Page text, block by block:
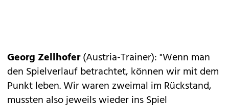
Georg Zellhofer(Austria-Trainer): "Wenn man
den Spielverlauf betrachtet, können wir mit dem
Punkt leben. Wir waren zweimal im Rückstand,
mussten also jeweils wieder ins Spiel